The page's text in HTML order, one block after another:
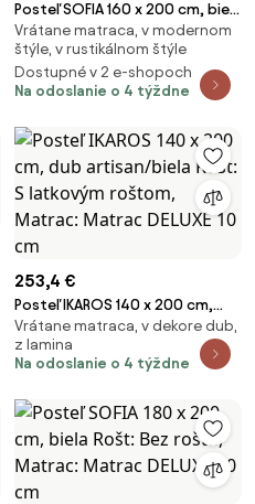
Posteľ SOFIA 160 x 200 cm, biela
Rošt: Bez roštu, Matrac:
Matrac SOMMERA 18 cm
Vrátane matraca, v modernom
štýle, v rustikálnom štýle
Dostupné v 2 e-shopoch
Na odoslanie o 4 týždne
253,4 €
Posteľ IKAROS 140 x 200 cm,
dub artisan/biela Rošt: S
latkovým roštom, Matrac:
Matrac DELUXE 10 cm
Vrátane matraca, v dekore dub,
z lamina
Na odoslanie o 4 týždne